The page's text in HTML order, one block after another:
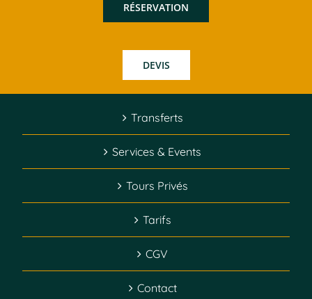
RÉSERVATION
DEVIS
Transferts
Services & Events
Tours Privés
Tarifs
CGV
Contact